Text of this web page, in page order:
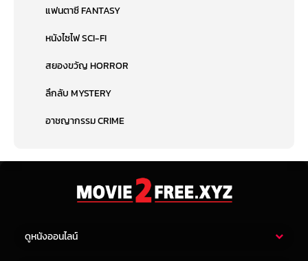
แฟนตาซี FANTASY
หนังไซไฟ SCI-FI
สยองขวัญ HORROR
ลึกลับ MYSTERY
อาชญากรรม CRIME
ดูหนังออนไลน์